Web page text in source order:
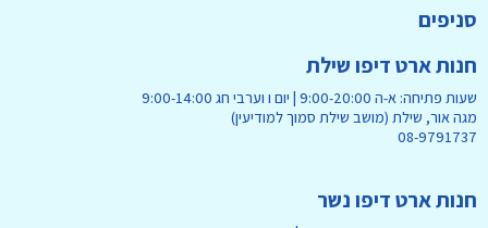
סניפים
חנות ארט דיפו שילת
שעות פתיחה: א-ה 9:00-20:00 | יום ו וערבי חג 9:00-14:00
מגה אור, שילת (מושב שילת סמוך למודיעין)
08-9791737
חנות ארט דיפו נשר